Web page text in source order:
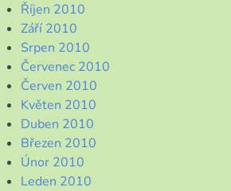
Říjen 2010
Září 2010
Srpen 2010
Červenec 2010
Červen 2010
Květen 2010
Duben 2010
Březen 2010
Únor 2010
Leden 2010